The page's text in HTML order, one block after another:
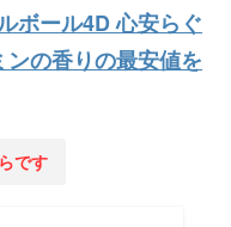
ボール4D 心安らぐ
の香りの最安値を
です